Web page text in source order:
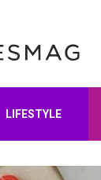
LIFESTYLE